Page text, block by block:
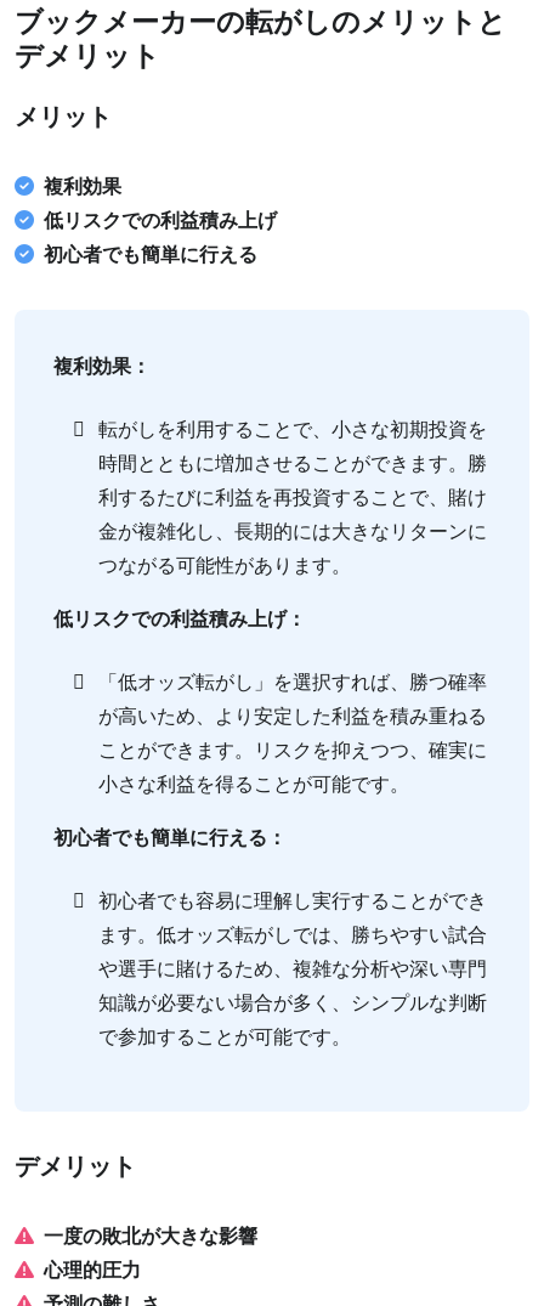
ブックメーカーの転がしのメリットと
デメリット
メリット
複利効果
低リスクでの利益積み上げ
初心者でも簡単に行える
複利効果：
転がしを利用することで、小さな初期投資を
時間とともに増加させることができます。勝
利するたびに利益を再投資することで、賭け
金が複雑化し、長期的には大きなリターンに
つながる可能性があります。
低リスクでの利益積み上げ：
「低オッズ転がし」を選択すれば、勝つ確率
が高いため、より安定した利益を積み重ねる
ことができます。リスクを抑えつつ、確実に
小さな利益を得ることが可能です。
初心者でも簡単に行える：
初心者でも容易に理解し実行することができ
ます。低オッズ転がしでは、勝ちやすい試合
や選手に賭けるため、複雑な分析や深い専門
知識が必要ない場合が多く、シンプルな判断
で参加することが可能です。
デメリット
一度の敗北が大きな影響
心理的圧力